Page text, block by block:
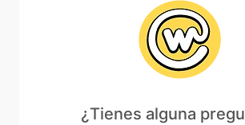
¿Tienes alguna